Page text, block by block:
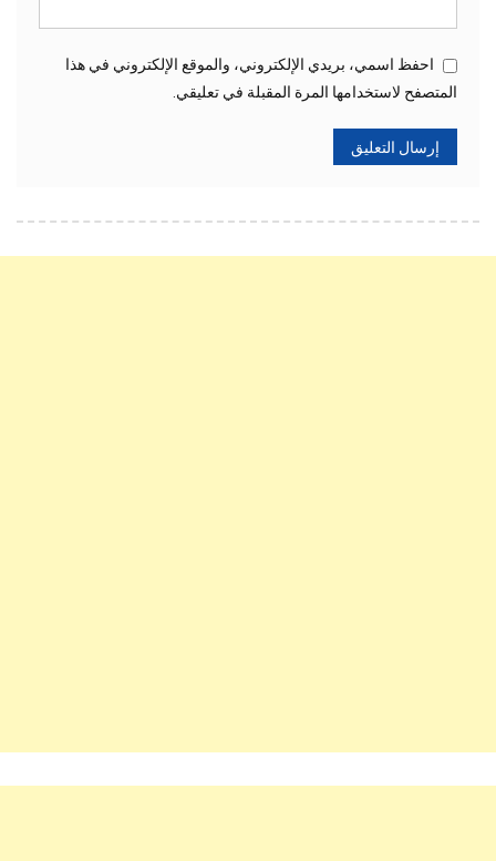
احفظ اسمي، بريدي الإلكتروني، والموقع الإلكتروني في هذا
المتصفح لاستخدامها المرة المقبلة في تعليقي.